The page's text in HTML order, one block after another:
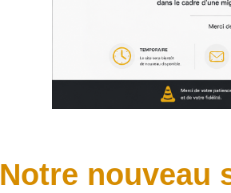
Notre nouveau